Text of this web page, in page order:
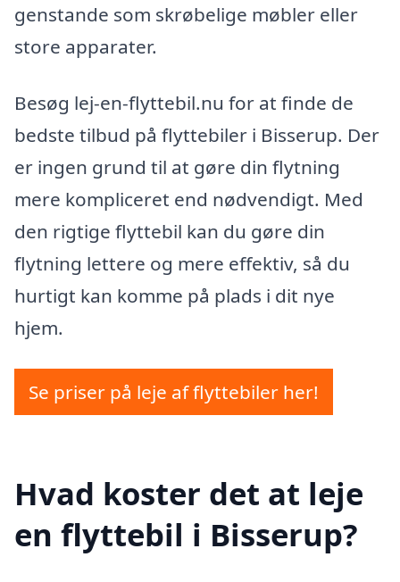
genstande som skrøbelige møbler eller
store apparater.
Besøg lej-en-flyttebil.nu for at finde de
bedste tilbud på flyttebiler i Bisserup. Der
er ingen grund til at gøre din flytning
mere kompliceret end nødvendigt. Med
den rigtige flyttebil kan du gøre din
flytning lettere og mere effektiv, så du
hurtigt kan komme på plads i dit nye
hjem.
Se priser på leje af flyttebiler her!
Hvad koster det at leje
en flyttebil i Bisserup?